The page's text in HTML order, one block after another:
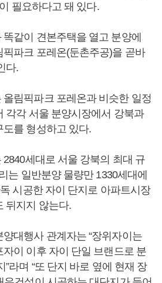
필요하다고 돼 있다.
같이 견본주택을 열고 분양에
파크 포레온(둔촌주공)을 곧바
다.
림픽파크 포레온과 비슷한 일정
각각 서울 분양시장에서 강북과
를 형성하고 있다.
세대로 서울 강북의 최대 규
는 일반분양 물량만 1330세대에
시공한 자이 단지로 아파트시장
뒤지지 않는다.
대행사 관계자는 “장위자이는
이 이후 자이 단일 브랜드로 분
라며 “또 단지 바로 옆에 현재 장